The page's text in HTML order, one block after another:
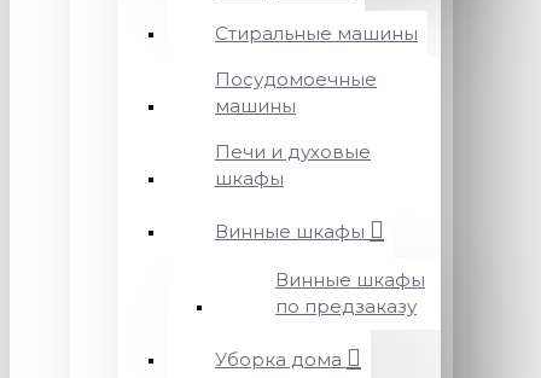
Стиральные машины
Посудомоечные
машины
Печи и духовые
шкафы
Винные шкафы
Винные шкафы
по предзаказу
Уборка дома